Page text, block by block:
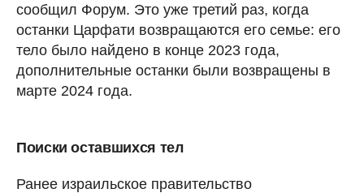
сообщил Форум. Это уже третий раз, когда
останки Царфати возвращаются его семье: его
тело было найдено в конце 2023 года,
дополнительные останки были возвращены в
марте 2024 года.
Поиски оставшихся тел
Ранее израильское правительство